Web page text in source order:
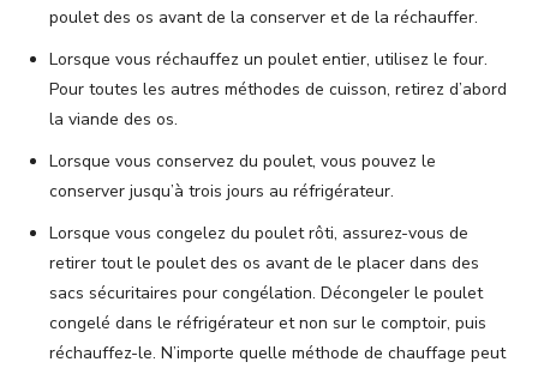
poulet des os avant de la conserver et de la réchauffer.
Lorsque vous réchauffez un poulet entier, utilisez le four.
Pour toutes les autres méthodes de cuisson, retirez d’abord
la viande des os.
Lorsque vous conservez du poulet, vous pouvez le
conserver jusqu’à trois jours au réfrigérateur.
Lorsque vous congelez du poulet rôti, assurez-vous de
retirer tout le poulet des os avant de le placer dans des
sacs sécuritaires pour congélation. Décongeler le poulet
congelé dans le réfrigérateur et non sur le comptoir, puis
réchauffez-le. N’importe quelle méthode de chauffage peut